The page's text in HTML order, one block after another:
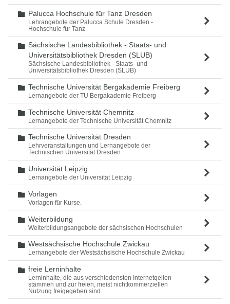
Ordner
Palucca Hochschule für Tanz Dresden
Lehrangebote der Palucca Schule Dresden -
Hochschule für Tanz
Ordner
Sächsische Landesbibliothek - Staats- und
Universitätsbibliothek Dresden (SLUB)
Sächsische Landesbibliothek - Staats- und
Universitätsbibliothek Dresden (SLUB)
Ordner
Technische Universität Bergakademie Freiberg
Lernangebote der TU Bergakademie Freiberg
Ordner
Technische Universität Chemnitz
Lernangebote der Technische Universität Chemnitz
Ordner
Technische Universität Dresden
Lehrveranstaltungen und Lernangebote der
Technischen Universität Dresden
Ordner
Universität Leipzig
Lernangebote der Universität Leipzig
Ordner
Vorlagen
Vorlagen für Kurse.
Ordner
Weiterbildung
Weiterbildungsangebote der sächsischen Hochschulen
Ordner
Westsächsische Hochschule Zwickau
Lernangebote der Westsächsische Hochschule Zwickau
Ordner
freie Lerninhalte
Lerninhalte, die aus verschiedensten Internetqellen
stammen und zur freien, meist nichtkommerziellen
Nutzung freigegeben sind.